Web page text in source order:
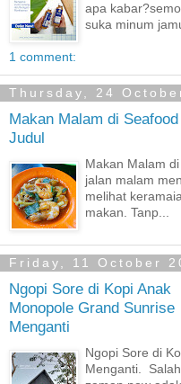
apa
suka minum
1 comment:
Thursday, 24
Makan Malam di Seafood
Judul
Makan Malam
jalan malam
melihat
makan. Tanp...
Friday, 11 October
Ngopi Sore di Kopi Anak
Monopole Grand Sunrise
Menganti
Ngopi Sore di
Menganti.